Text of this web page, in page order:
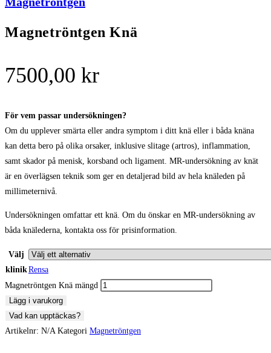
Magnetröntgen Knä
7500,00 kr
För vem passar undersökningen?
Om du upplever smärta eller andra symptom i ditt knä eller i båda knäna
kan detta bero på olika orsaker, inklusive slitage (artros), inflammation,
samt skador på menisk, korsband och ligament. MR-undersökning av knät
är en överlägsen teknik som ger en detaljerad bild av hela knäleden på
millimeternivå.
Undersökningen omfattar ett knä. Om du önskar en MR-undersökning av
båda knälederna, kontakta oss för prisinformation.
Välj
klinikRensa
Magnetröntgen Knä mängd
Lägg i varukorg
Vad kan upptäckas?
Artikelnr: N/A Kategori Magnetröntgen